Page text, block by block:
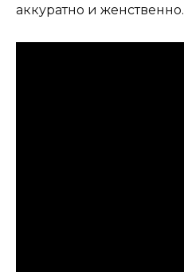
аккуратно и женственно.